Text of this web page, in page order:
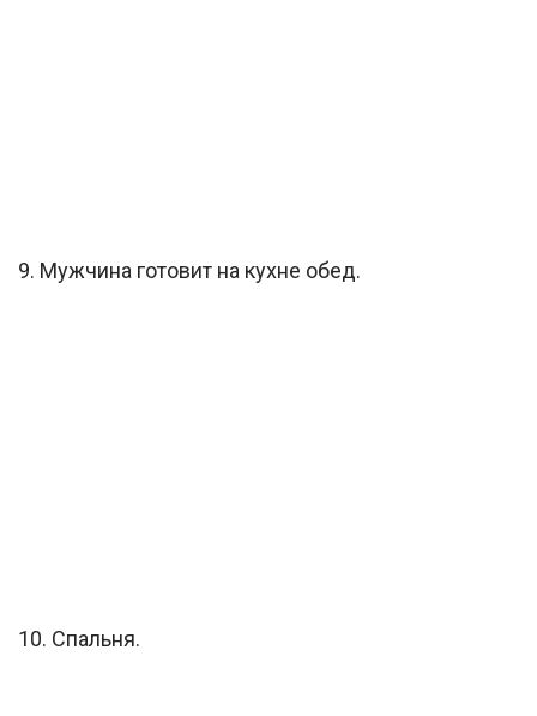
9. Мужчина готовит на кухне обед.
10. Спальня.